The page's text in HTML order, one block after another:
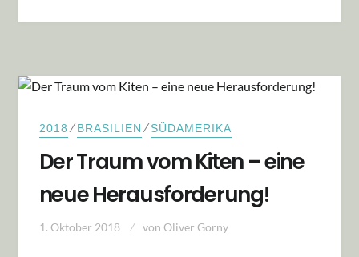
2018 ⁄BRASILIEN ⁄SÜDAMERIKA
Der Traum vom Kiten – eine
neue Herausforderung!
1. Oktober 2018 von Oliver Gorny